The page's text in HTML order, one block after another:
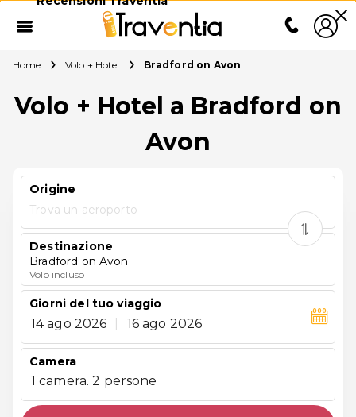
Home Volo + Hotel Bradford on Avon
Volo + Hotel a Bradford on
Avon
Origine
Trova un aeroporto
Destinazione
Bradford on Avon
Volo incluso
Giorni del tuo viaggio
14 ago 2026 16 ago 2026
Camera
1 camera. 2 persone